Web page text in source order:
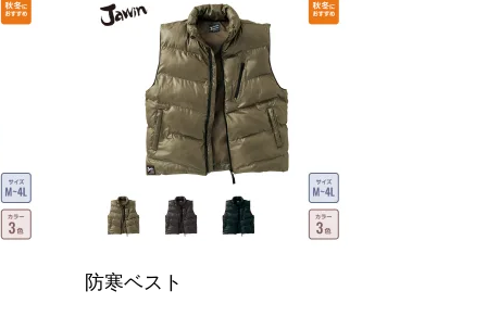
防寒ベスト